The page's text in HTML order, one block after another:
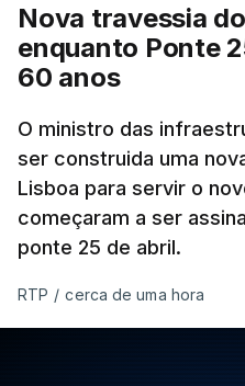
Nova travessia
enquanto Ponte
60 anos
O ministro das
ser construida uma
Lisboa para servir o
começaram a ser
ponte 25 de abril.
RTP / cerca de uma hora